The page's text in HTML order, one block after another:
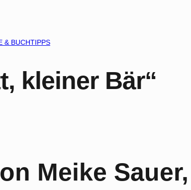
& BUCHTIPPS
kleiner Bär“
Meike